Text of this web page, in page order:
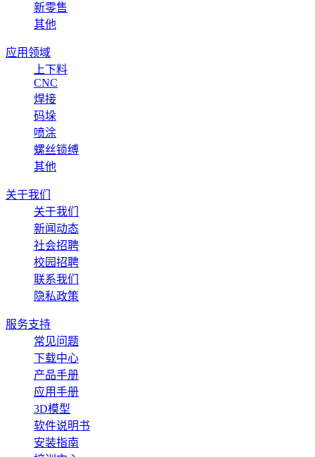
新零售
其他
应用领域
上下料
CNC
焊接
码垛
喷涂
螺丝锁缚
其他
关于我们
关于我们
新闻动态
社会招聘
校园招聘
联系我们
隐私政策
服务支持
常见问题
下载中心
产品手册
应用手册
3D模型
软件说明书
安装指南